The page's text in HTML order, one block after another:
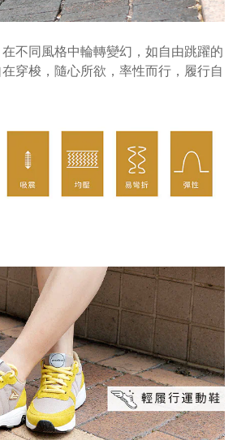
不同風格中輪轉變幻，如自由跳躍的
穿梭，隨心所欲，率性而行，履行自